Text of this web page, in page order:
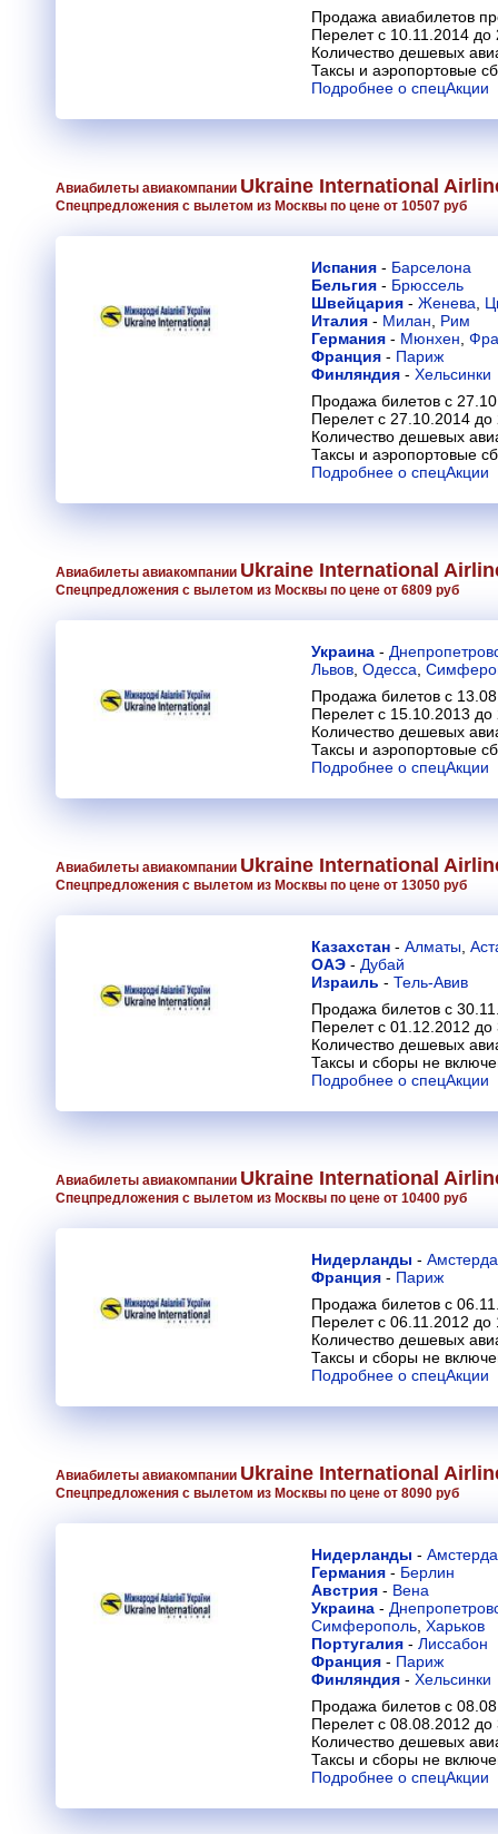
Продажа авиабилетов
Перелет с 10.11.2014 до
Количество дешевых
Таксы и аэропортовые
Подробнее о спецАкции
Авиабилеты авиакомпании Ukraine International
Спецпредложения с вылетом из Москвы по цене от 10507 руб
Испания - Барселона
Бельгия - Брюссель
Швейцария - Женева
Италия - Милан
Рим
Германия - Мюнхен
Франция - Париж
Финляндия - Хельсинки
Продажа билетов с
Перелет с 27.10.2014 до
Количество дешевых
Таксы и аэропортовые
Подробнее о спецАкции
Авиабилеты авиакомпании Ukraine International
Спецпредложения с вылетом из Москвы по цене от 6809 руб
Украина -
Львов Одесса
Продажа билетов с
Перелет с 15.10.2013 до
Количество дешевых
Таксы и аэропортовые
Подробнее о спецАкции
Авиабилеты авиакомпании Ukraine International
Спецпредложения с вылетом из Москвы по цене от 13050 руб
Казахстан - Алматы
ОАЭ - Дубай
Израиль - Тель-Авив
Продажа билетов с
Перелет с 01.12.2012 до
Количество дешевых
Таксы и сборы не
Подробнее о спецАкции
Авиабилеты авиакомпании Ukraine International
Спецпредложения с вылетом из Москвы по цене от 10400 руб
Нидерланды -
Франция - Париж
Продажа билетов с
Перелет с 06.11.2012 до
Количество дешевых
Таксы и сборы не
Подробнее о спецАкции
Авиабилеты авиакомпании Ukraine International
Спецпредложения с вылетом из Москвы по цене от 8090 руб
Нидерланды -
Германия - Берлин
Австрия - Вена
Украина -
Симферополь Харьков
Португалия - Лиссабон
Франция - Париж
Финляндия - Хельсинки
Продажа билетов с
Перелет с 08.08.2012 до
Количество дешевых
Таксы и сборы не
Подробнее о спецАкции